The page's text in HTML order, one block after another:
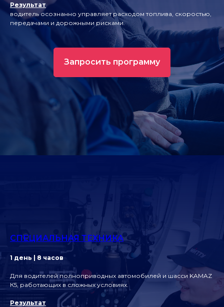
Результат
водитель осознанно управляет расходом топлива, скоростью,
передачами и дорожными рисками.
Запросить программу
СПЕЦИАЛЬНАЯ ТЕХНИКА
1 день | 8 часов
Для водителей полноприводных автомобилей и шасси KAMAZ
К5, работающих в сложных условиях.
Результат